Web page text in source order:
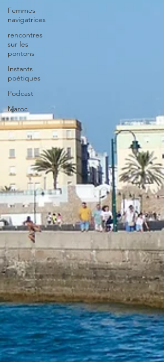
Femmes
navigatrices
rencontres
sur les
pontons
Instants
poétiques
Podcast
Maroc